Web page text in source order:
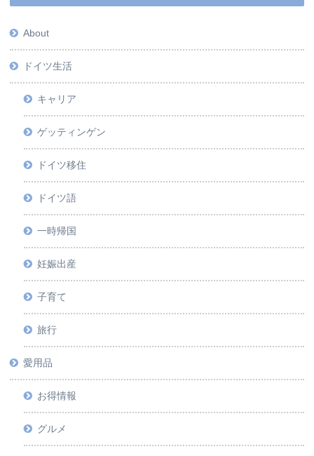
About
ドイツ生活
キャリア
ゲッティンゲン
ドイツ移住
ドイツ語
一時帰国
妊娠出産
子育て
旅行
愛用品
お得情報
グルメ